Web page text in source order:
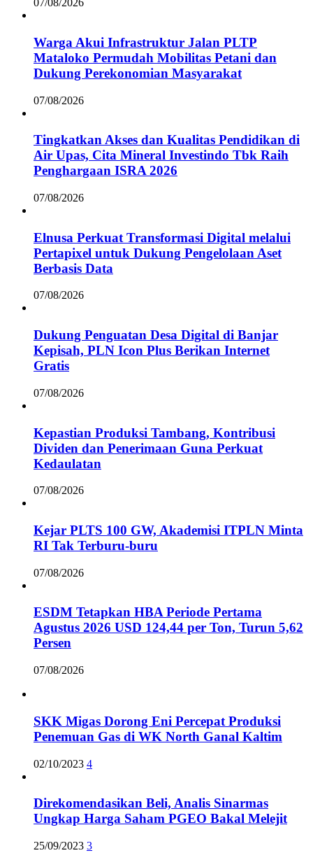
07/08/2026
Warga Akui Infrastruktur Jalan PLTP
Mataloko Permudah Mobilitas Petani dan
Dukung Perekonomian Masyarakat
07/08/2026
Tingkatkan Akses dan Kualitas Pendidikan di
Air Upas, Cita Mineral Investindo Tbk Raih
Penghargaan ISRA 2026
07/08/2026
Elnusa Perkuat Transformasi Digital melalui
Pertapixel untuk Dukung Pengelolaan Aset
Berbasis Data
07/08/2026
Dukung Penguatan Desa Digital di Banjar
Kepisah, PLN Icon Plus Berikan Internet
Gratis
07/08/2026
Kepastian Produksi Tambang, Kontribusi
Dividen dan Penerimaan Guna Perkuat
Kedaulatan
07/08/2026
Kejar PLTS 100 GW, Akademisi ITPLN Minta
RI Tak Terburu-buru
07/08/2026
ESDM Tetapkan HBA Periode Pertama
Agustus 2026 USD 124,44 per Ton, Turun 5,62
Persen
07/08/2026
SKK Migas Dorong Eni Percepat Produksi
Penemuan Gas di WK North Ganal Kaltim
02/10/2023 4
Direkomendasikan Beli, Analis Sinarmas
Ungkap Harga Saham PGEO Bakal Melejit
25/09/2023 3